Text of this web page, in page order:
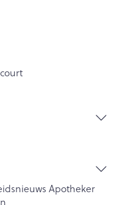
Apotheker